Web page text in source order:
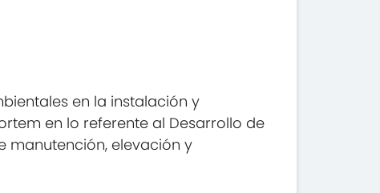
en la instalación y
en lo referente al Desarrollo de
manutención, elevación y